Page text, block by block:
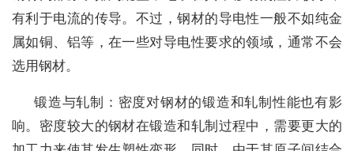
有利于电流的传导。不过，钢材的导电性一般不如纯金
属如铜、铝等，在一些对导电性要求的领域，通常不会
选用钢材。
锻造与轧制：密度对钢材的锻造和轧制性能也有影
响。密度较大的钢材在锻造和轧制过程中，需要更大的